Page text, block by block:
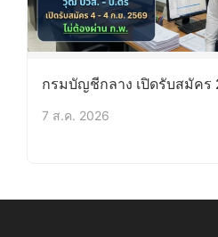
กรมบัญชีกลาง เปิดรับสมัคร
7 ส.ค. 2026